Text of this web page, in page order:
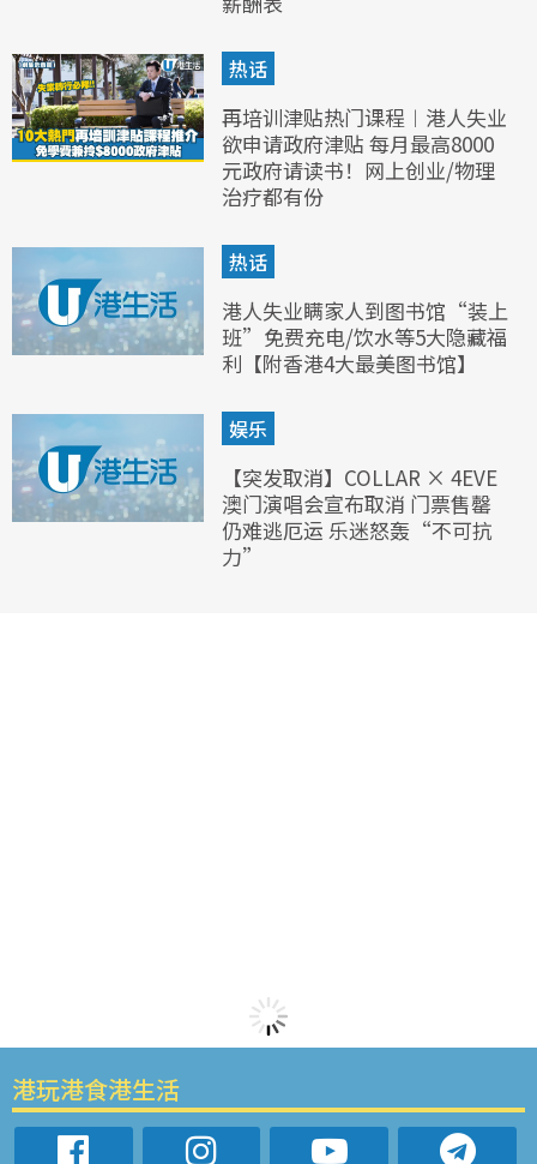
热话
再培训津贴热门课程︱港人失业
欲申请政府津贴 每月最高8000
元政府请读书！网上创业/物理
治疗都有份
热话
港人失业瞒家人到图书馆“装上
班”免费充电/饮水等5大隐藏福
利【附香港4大最美图书馆】
娱乐
【突发取消】COLLAR × 4EVE
澳门演唱会宣布取消 门票售罄
仍难逃厄运 乐迷怒轰“不可抗
力”
港玩港食港生活